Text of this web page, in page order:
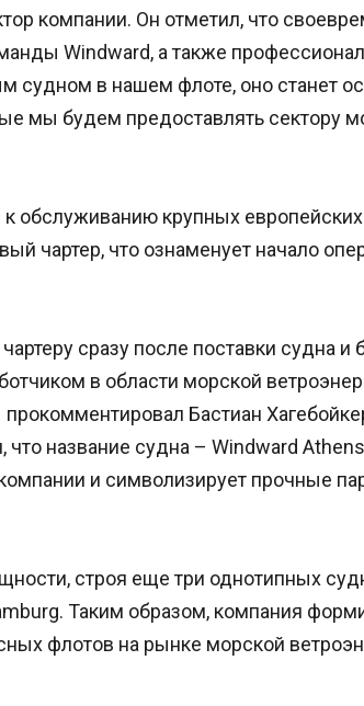
компании. Он отметил, что
Windward, а также
судном в нашем флоте, оно станет
мы будем предоставлять сектору
обслуживанию крупных европейских
чартер, что ознаменует начало
сразу после поставки судна и
в области морской
прокомментировал Бастиан
название судна – Windward
и символизирует прочные
строя еще три однотипных
Таким образом, компания
флотов на рынке морской